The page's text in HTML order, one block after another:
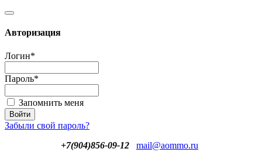
Авторизация
Логин*
Пароль*
Запомнить меня
Забыли свой пароль?
+7(904)856-09-12
mail@aommo.ru